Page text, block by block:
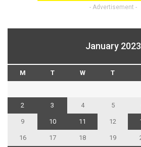
- Advertisement -
January 2023
M T W T
2 3 4 5
9 10 11 12
16 17 18 19